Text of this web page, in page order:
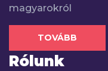
magyarokról
TOVÁBB
Rólunk